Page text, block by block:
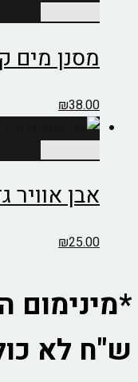
מסנן מים
₪38.00
אבן אוויר
₪25.00
ש"ח לא